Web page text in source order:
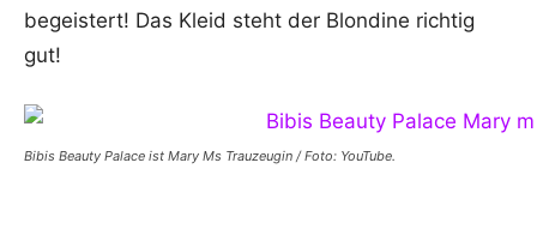
begeistert! Das Kleid steht der Blondine richtig
gut!
Bibis Beauty Palace ist Mary Ms Trauzeugin / Foto: YouTube.